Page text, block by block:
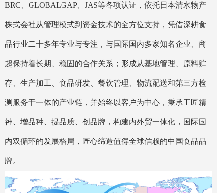
BRC、GLOBALGAP、JAS等各项认证，依托日本清水物产
株式会社从管理模式到资金技术的全方位支持，凭借深耕食
品行业二十多年专业与专注，与国际国内多家知名企业、商
超保持着长期、稳固的合作关系；形成从基地管理、原料贮
存、生产加工、食品研发、餐饮管理、物流配送和第三方检
测服务于一体的产业链，并始终以客户为中心，秉承工匠精
神、增品种、提品质、创品牌，构建内外贸一体化，国际国
内双循环的发展格局，匠心缔造值得全球信赖的中国食品品
牌。